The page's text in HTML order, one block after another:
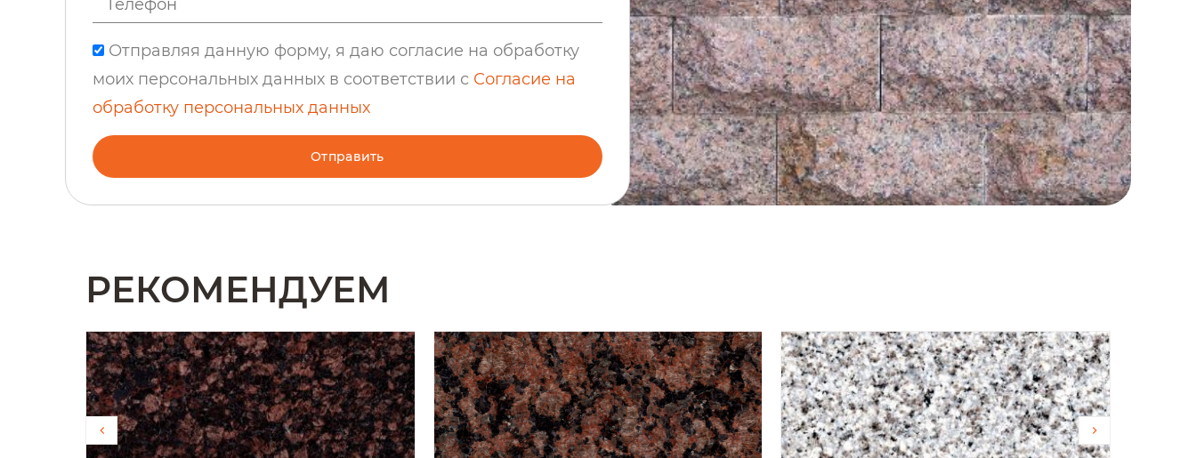
Отправляя данную форму, я даю согласие на обработку
моих персональных данных в соответствии с Согласие на
обработку персональных данных
Отправить
РЕКОМЕНДУЕМ